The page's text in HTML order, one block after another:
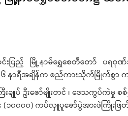
ပြည့် မြို့နာမ်ရွှေစေတီတော် ပရ
ာရီအချိန်က စည်ကားသိုက်မြိုက်စွာ က
ချုပ် ဦးဇော်မျိုးတင် ၊ ဒေသကွပ်
၀၀၀၀) ကပ်လှူပူဇော်ပွဲအားဖဲကြိုးဖ